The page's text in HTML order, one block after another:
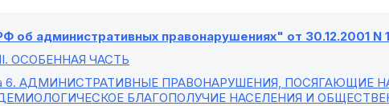
об административных правонарушениях" от 30.12.2001
. ОСОБЕННАЯ ЧАСТЬ
6. АДМИНИСТРАТИВНЫЕ ПРАВОНАРУШЕНИЯ, ПОСЯГАЮЩИЕ
БЛАГОПОЛУЧИЕ НАСЕЛЕНИЯ И